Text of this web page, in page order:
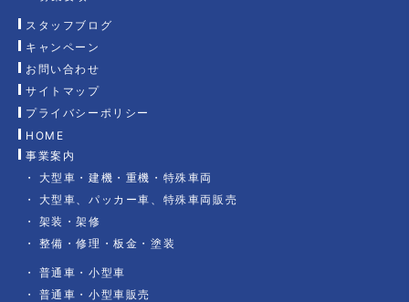
HOME
事業案内
大型車・建機・重機・特殊車両
大型車、パッカー車、特殊車両販売
架装・架修
整備・修理・板金・塗装
普通車・小型車
普通車・小型車販売
スタッフブログ
キャンペーン
お問い合わせ
サイトマップ
プライバシーポリシー